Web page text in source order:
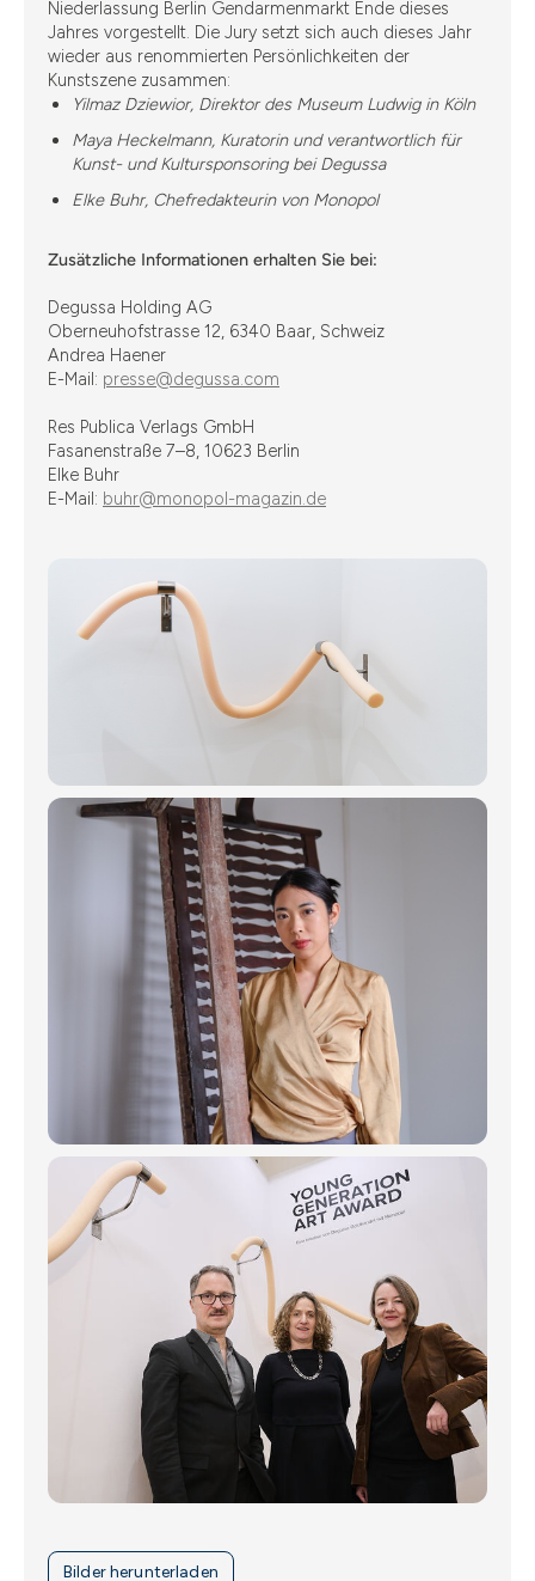
Niederlassung Berlin Gendarmenmarkt Ende dieses
Jahres vorgestellt. Die Jury setzt sich auch dieses Jahr
wieder aus renommierten Persönlichkeiten der
Kunstszene zusammen:
Yilmaz Dziewior, Direktor des Museum Ludwig in Köln
Maya Heckelmann, Kuratorin und verantwortlich für
Kunst- und Kultursponsoring bei Degussa
Elke Buhr, Chefredakteurin von Monopol
Zusätzliche Informationen erhalten Sie bei:
Degussa Holding AG
Oberneuhofstrasse 12, 6340 Baar, Schweiz
Andrea Haener
E-Mail: presse@degussa.com
Res Publica Verlags GmbH
Fasanenstraße 7–8, 10623 Berlin
Elke Buhr
E-Mail: buhr@monopol-magazin.de
Bilder herunterladen